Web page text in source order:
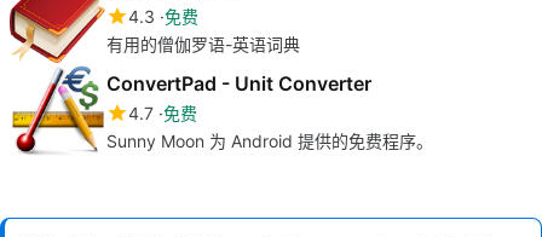
4.3 免费
有用的僧伽罗语-英语词典
ConvertPad - Unit Converter
4.7 免费
Sunny Moon 为 Android 提供的免费程序。